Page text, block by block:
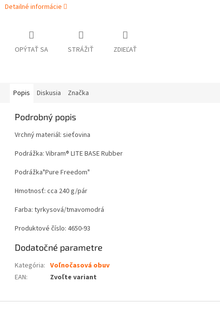
Detailné informácie
OPÝTAŤ SA STRÁŽIŤ ZDIEĽAŤ
Popis Diskusia Značka
Podrobný popis
Vrchný materiál: sieťovina
Podrážka: Vibram® LITE BASE Rubber
Podrážka"Pure Freedom"
Hmotnosť: cca 240 g/pár
Farba: tyrkysová/tmavomodrá
Produktové číslo: 4650-93
Dodatočné parametre
Kategória: Voľnočasová obuv
EAN: Zvoľte variant